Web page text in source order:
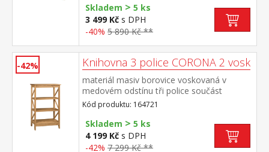
Skladem > 5 ks
3 499 Kč s DPH
-40% 5 890 Kč **
-42% Knihovna 3 police CORONA 2 vosk
materiál masiv borovice voskovaná v
medovém odstínu tři police součást
sestavy Corona 2
Kód produktu: 164721
Skladem > 5 ks
4 199 Kč s DPH
-42% 7 299 Kč **